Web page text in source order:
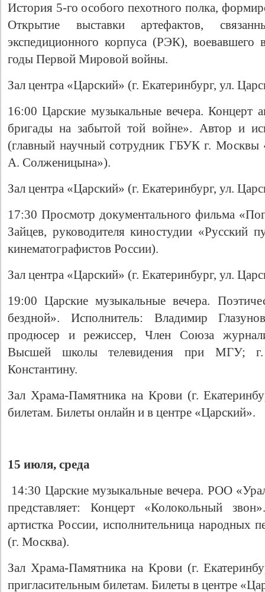
История 5-го особого пехотного полка,
Открытие выставки артефактов,
экспедиционного корпуса (РЭК),
годы Первой Мировой войны.
Зал центра «Царский» (г. Екатеринбург, ул.
16:00 Царские музыкальные вечера. Концерт
бригады на забытой той войне». Автор и
(главный научный сотрудник ГБУК г. Москвы
А. Солженицына»).
Зал центра «Царский» (г. Екатеринбург, ул.
17:30 Просмотр документального фильма
Зайцев, руководителя киностудии «Русский
кинематографистов России).
Зал центра «Царский» (г. Екатеринбург, ул.
19:00 Царские музыкальные вечера.
бездной». Исполнитель: Владимир
продюсер и режиссер, Член Союза
Высшей школы телевидения при МГУ; г.
Константину.
Зал Храма-Памятника на Крови (г.
билетам. Билеты онлайн и в центре «Царский».
15 июля, среда
14:30 Царские музыкальные вечера. РОО
представляет: Концерт «Колокольный
артистка России, исполнительница народных
(г. Москва).
Зал Храма-Памятника на Крови (г.
пригласительным билетам. Билеты в центре